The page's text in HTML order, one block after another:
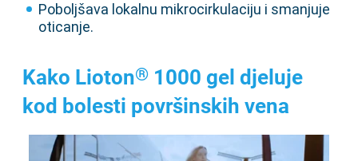
Poboljšava lokalnu mikrocirkulaciju i smanjuje
oticanje.
Kako Lioton® 1000 gel djeluje
kod bolesti površinskih vena
Video
Player